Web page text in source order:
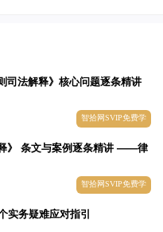
司法解释》核心问题逐条精讲
智拾网SVIP免费学
》 条文与案例逐条精讲 ——律
智拾网SVIP免费学
实务疑难应对指引